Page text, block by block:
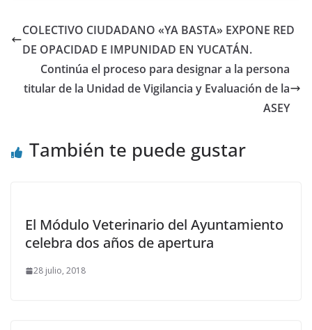
COLECTIVO CIUDADANO «YA BASTA» EXPONE RED
DE OPACIDAD E IMPUNIDAD EN YUCATÁN. ​
Continúa el proceso para designar a la persona
titular de la Unidad de Vigilancia y Evaluación de la
ASEY
También te puede gustar
El Módulo Veterinario del Ayuntamiento
celebra dos años de apertura
28 julio, 2018